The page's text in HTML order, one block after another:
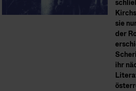
sie
der
ihr